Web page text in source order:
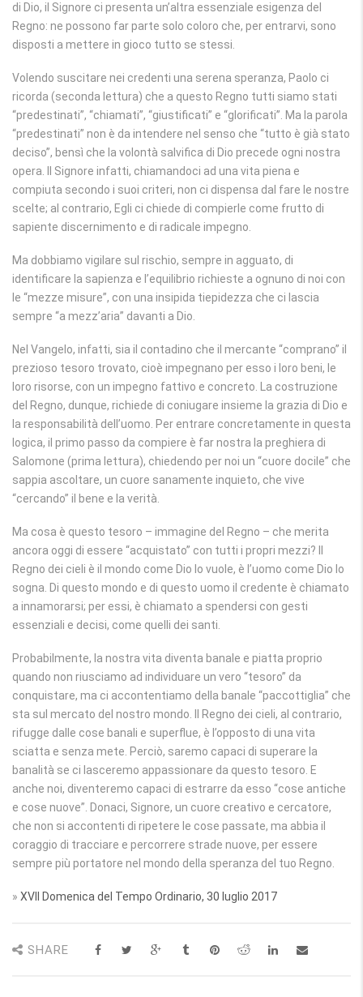
di Dio, il Signore ci presenta un’altra essenziale esigenza del
Regno: ne possono far parte solo coloro che, per entrarvi, sono
disposti a mettere in gioco tutto se stessi.
Volendo suscitare nei credenti una serena speranza, Paolo ci
ricorda (seconda lettura) che a questo Regno tutti siamo stati
“predestinati”, “chiamati”, “giustificati” e “glorificati”. Ma la parola
“predestinati” non è da intendere nel senso che “tutto è già stato
deciso”, bensì che la volontà salvifica di Dio precede ogni nostra
opera. Il Signore infatti, chiamandoci ad una vita piena e
compiuta secondo i suoi criteri, non ci dispensa dal fare le nostre
scelte; al contrario, Egli ci chiede di compierle come frutto di
sapiente discernimento e di radicale impegno.
Ma dobbiamo vigilare sul rischio, sempre in agguato, di
identificare la sapienza e l’equilibrio richieste a ognuno di noi con
le “mezze misure”, con una insipida tiepidezza che ci lascia
sempre “a mezz’aria” davanti a Dio.
Nel Vangelo, infatti, sia il contadino che il mercante “comprano” il
prezioso tesoro trovato, cioè impegnano per esso i loro beni, le
loro risorse, con un impegno fattivo e concreto. La costruzione
del Regno, dunque, richiede di coniugare insieme la grazia di Dio e
la responsabilità dell’uomo. Per entrare concretamente in questa
logica, il primo passo da compiere è far nostra la preghiera di
Salomone (prima lettura), chiedendo per noi un “cuore docile” che
sappia ascoltare, un cuore sanamente inquieto, che vive
“cercando” il bene e la verità.
Ma cosa è questo tesoro – immagine del Regno – che merita
ancora oggi di essere “acquistato” con tutti i propri mezzi? Il
Regno dei cieli è il mondo come Dio lo vuole, è l’uomo come Dio lo
sogna. Di questo mondo e di questo uomo il credente è chiamato
a innamorarsi; per essi, è chiamato a spendersi con gesti
essenziali e decisi, come quelli dei santi.
Probabilmente, la nostra vita diventa banale e piatta proprio
quando non riusciamo ad individuare un vero “tesoro” da
conquistare, ma ci accontentiamo della banale “paccottiglia” che
sta sul mercato del nostro mondo. Il Regno dei cieli, al contrario,
rifugge dalle cose banali e superflue, è l’opposto di una vita
sciatta e senza mete. Perciò, saremo capaci di superare la
banalità se ci lasceremo appassionare da questo tesoro. E
anche noi, diventeremo capaci di estrarre da esso “cose antiche
e cose nuove”. Donaci, Signore, un cuore creativo e cercatore,
che non si accontenti di ripetere le cose passate, ma abbia il
coraggio di tracciare e percorrere strade nuove, per essere
sempre più portatore nel mondo della speranza del tuo Regno.
» XVII Domenica del Tempo Ordinario, 30 luglio 2017
SHARE